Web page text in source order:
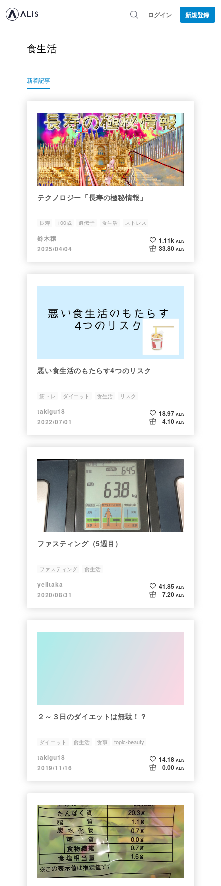
ログイン 新規登録
食生活
新着記事
テクノロジー「長寿の極秘情報」
長寿 100歳 遺伝子 食生活 ストレス
鈴木穣
2025/04/04
1.11k ALIS
33.80 ALIS
悪い食生活のもたらす4つのリスク
筋トレ ダイエット 食生活 リスク
takigu18
2022/07/01
18.97 ALIS
4.10 ALIS
ファスティング（5週目）
ファスティング 食生活
yelltaka
2020/08/31
41.85 ALIS
7.20 ALIS
２～３日のダイエットは無駄！？
ダイエット 食生活 食事 topic-beauty
takigu18
2019/11/16
14.18 ALIS
0.00 ALIS